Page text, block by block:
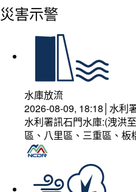
災害示警
水庫放流
2026-08-09, 18:18│水利
水利署訊石門水庫:(洩洪
區、八里區、三重區、